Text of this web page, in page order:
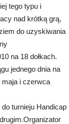
tego typu i
nad krótką grą,
do uzyskiwania
na 18 dołkach.
jednego dnia na
maja i czerwca
turnieju Handicap